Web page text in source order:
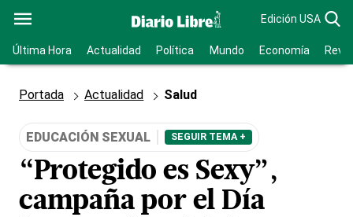
Edición USA
Última Hora Actualidad Política Mundo Economía
Portada Actualidad Salud
EDUCACIÓN SEXUAL SEGUIR TEMA +
“Protegido es Sexy”,
campaña por el Día